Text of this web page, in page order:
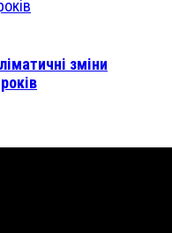
зміни